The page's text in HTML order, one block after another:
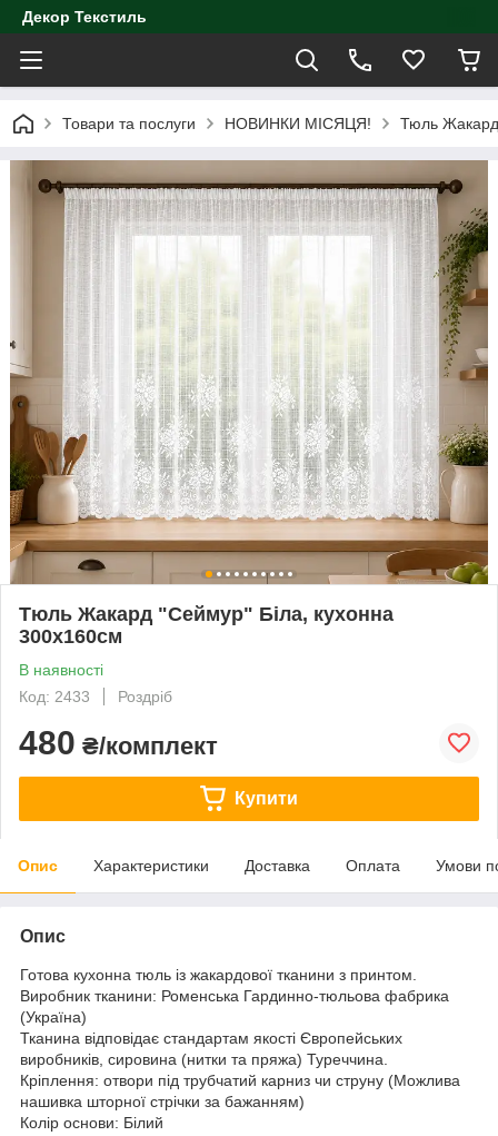
Декор Текстиль
Товари та послуги НОВИНКИ МІСЯЦЯ! Тюль
Тюль Жакард "Сеймур" Біла, кухонна
300х160см
В наявності
Код: 2433
Роздріб
480 ₴/комплект
Купити
Опис Характеристики Доставка Оплата Умови
Опис
Готова кухонна тюль із жакардової тканини з принтом.
Виробник тканини: Роменська Гардинно-тюльова фабрика
(Україна)
Тканина відповідає стандартам якості Європейських
виробників, сировина (нитки та пряжа) Туреччина.
Кріплення: отвори під трубчатий карниз чи струну (Можлива
нашивка шторної стрічки за бажанням)
Колір основи: Білий